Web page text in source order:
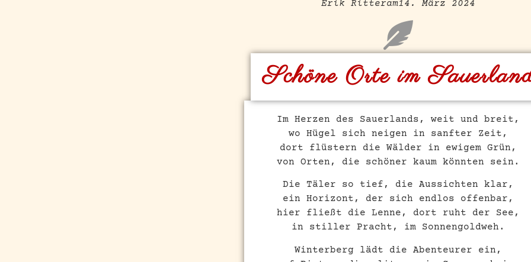
Erik Ritteram14. März 2024
Schöne Orte im
Im Herzen des Sauerlands, weit und breit,
wo Hügel sich neigen in sanfter Zeit,
dort flüstern die Wälder in ewigem Grün,
von Orten, die schöner kaum könnten sein.
Die Täler so tief, die Aussichten klar,
ein Horizont, der sich endlos offenbar,
hier fließt die Lenne, dort ruht der See,
in stiller Pracht, im Sonnengoldweh.
Winterberg lädt die Abenteurer ein,